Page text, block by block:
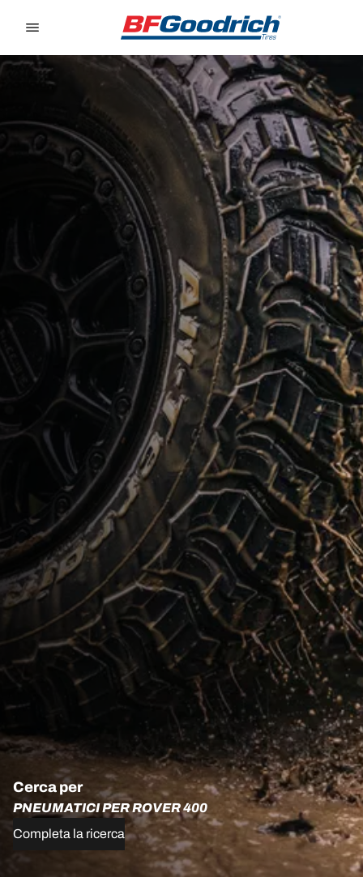
Cerca per
PNEUMATICI PER ROVER 400
Completa la ricerca